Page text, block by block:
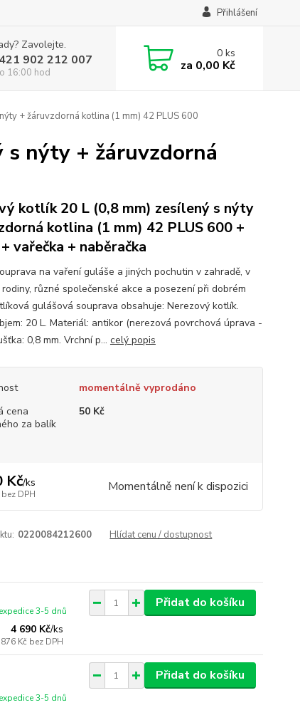
Přihlášení
Zavolejte.
902 212 007
16:00 hod
0ks
za 0,00 Kč
+ žáruvzdorná kotlina (1 mm) 42 PLUS 600
nýty + žáruvzdorná
kotlík 20 L (0,8 mm) zesílený s nýty
kotlina (1 mm) 42 PLUS 600 +
vařečka + naběračka
na vaření guláše a jiných pochutin v zahradě, v
různé společenské akce a posezení při dobrém
gulášová souprava obsahuje: Nerezový kotlík.
20 L. Materiál: antikor (nerezová povrchová úprava -
0,8 mm. Vrchní p... celý popis
momentálně vyprodáno
cena
za balík
50 Kč
Kč/ks
bez DPH Momentálně není k dispozici
0220084212600 Hlídat cenu / dostupnost
4 690 Kč/ks
Kč bez DPH
expedice 3-5 dnů
Přidat do košíku
expedice 3-5 dnů
Přidat do košíku